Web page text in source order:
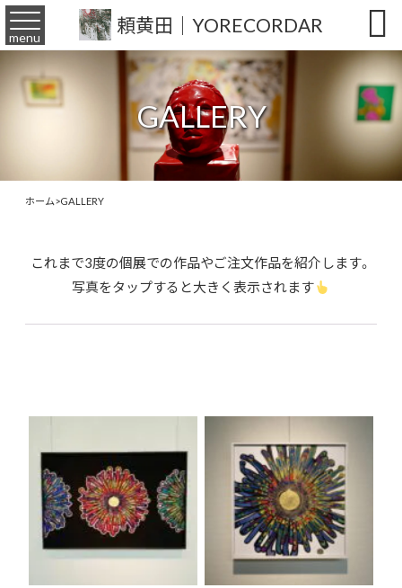
頼黄田｜YORECORDAR
menu 
GALLERY
ホーム>GALLERY
これまで3度の個展での作品やご注文作品を紹介します。
写真をタップすると大きく表示されます